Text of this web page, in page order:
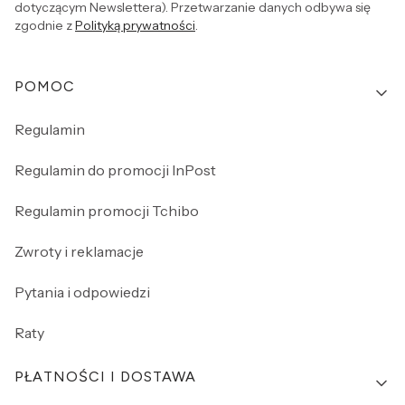
dotyczącym Newslettera). Przetwarzanie danych odbywa się
zgodnie zPolityką prywatności
Linki w stopce
POMOC
Regulamin
Regulamin do promocji InPost
Regulamin promocji Tchibo
Zwroty i reklamacje
Pytania i odpowiedzi
Raty
PŁATNOŚCI I DOSTAWA